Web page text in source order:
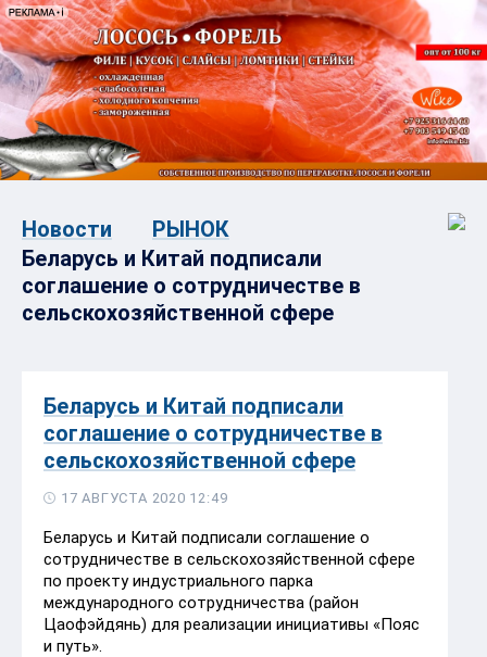
Новости
РЫНОК
Беларусь и Китай подписали
соглашение о сотрудничестве в
сельскохозяйственной сфере
Беларусь и Китай подписали
соглашение о сотрудничестве в
сельскохозяйственной сфере
17 АВГУСТА 2020 12:49
Беларусь и Китай подписали соглашение о
сотрудничестве в сельскохозяйственной сфере
по проекту индустриального парка
международного сотрудничества (район
Цаофэйдянь) для реализации инициативы «Пояс
и путь».